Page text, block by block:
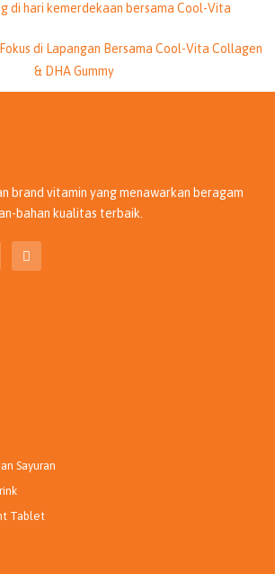
di hari kemerdekaan bersama Cool-Vita
di Lapangan Bersama Cool-Vita Collagen
& DHA Gummy
brand vitamin yang menawarkan beragam
bahan kualitas terbaik.
o
u
Sayuran
Tablet